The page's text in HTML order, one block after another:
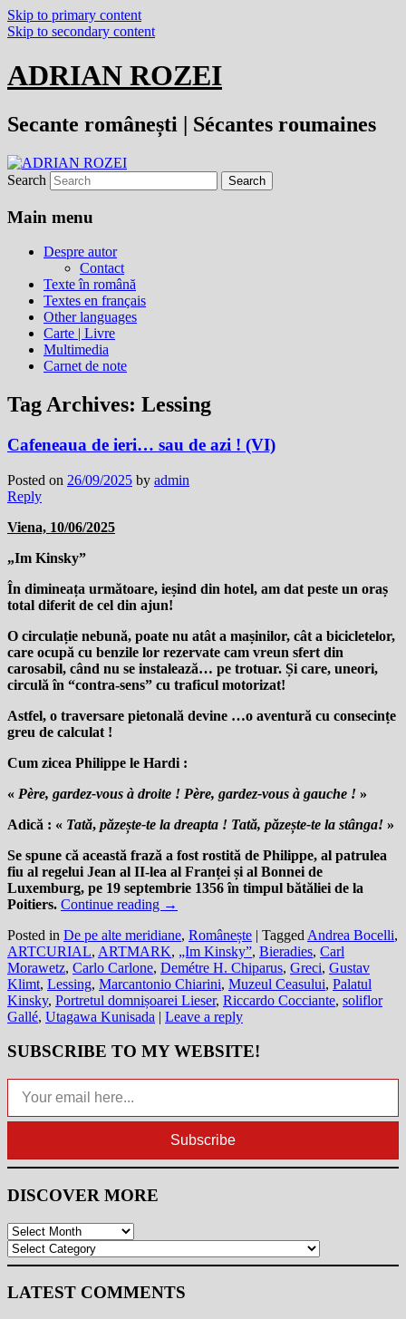
Skip to primary content
Skip to secondary content
ADRIAN ROZEI
Secante românești | Sécantes roumaines
Search
Main menu
Despre autor
Contact
Texte în română
Textes en français
Other languages
Carte | Livre
Multimedia
Carnet de note
Tag Archives: Lessing
Cafeneaua de ieri… sau de azi ! (VI)
Posted on 26/09/2025 by admin
Reply
Viena, 10/06/2025
„Im Kinsky”
În dimineața următoare, ieșind din hotel, am dat peste un oraș
total diferit de cel din ajun!
O circulație nebună, poate nu atât a mașinilor, cât a bicicletelor,
care ocupă cu benzile lor rezervate cam vreun sfert din
carosabil, când nu se instalează… pe trotuar. Și care, uneori,
circulă în “contra-sens” cu traficul motorizat!
Astfel, o traversare pietonală devine …o aventură cu consecințe
greu de calculat !
Cum zicea Philippe le Hardi :
« Père, gardez-vous à droite ! Père, gardez-vous à gauche ! »
Adică : « Tată, păzește-te la dreapta ! Tată, păzește-te la stânga! »
Se spune că această frază a fost rostită de Philippe, al patrulea
fiu al regelui Jean al II-lea al Franței și al Bonnei de
Luxemburg, pe 19 septembrie 1356 în timpul bătăliei de la
Poitiers. Continue reading →
Posted in De pe alte meridiane, Românește | Tagged Andrea Bocelli,
ARTCURIAL, ARTMARK, „Im Kinsky”, Bieradies, Carl
Morawetz, Carlo Carlone, Demétre H. Chiparus, Greci, Gustav
Klimt, Lessing, Marcantonio Chiarini, Muzeul Ceasului, Palatul
Kinsky, Portretul domnișoarei Lieser, Riccardo Cocciante, soliflor
Gallé, Utagawa Kunisada | Leave a reply
SUBSCRIBE TO MY WEBSITE!
Your email here...
Subscribe
DISCOVER MORE
Archives
Categories
LATEST COMMENTS